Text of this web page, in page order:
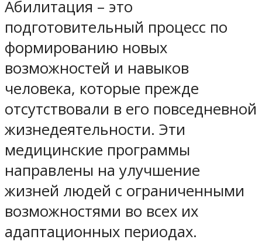
Абилитация – это
подготовительный процесс по
формированию новых
возможностей и навыков
человека, которые прежде
отсутствовали в его повседневной
жизнедеятельности. Эти
медицинские программы
направлены на улучшение
жизней людей с ограниченными
возможностями во всех их
адаптационных периодах.